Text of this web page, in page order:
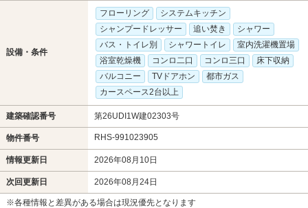
設備・条件
フローリング
システムキッチン
シャンプードレッサー
追い焚き
シャワー
バス・トイレ別
シャワートイレ
室内洗濯機置場
浴室乾燥機
コンロ二口 コンロ三口
床下収納
バルコニー
TVドアホン
都市ガス
カースペース2台以上
建築確認番号 第26UDI1W建02303号
物件番号 RHS-991023905
情報更新日 2026年08月10日
次回更新日 2026年08月24日
※各種情報と差異がある場合は現況優先となります